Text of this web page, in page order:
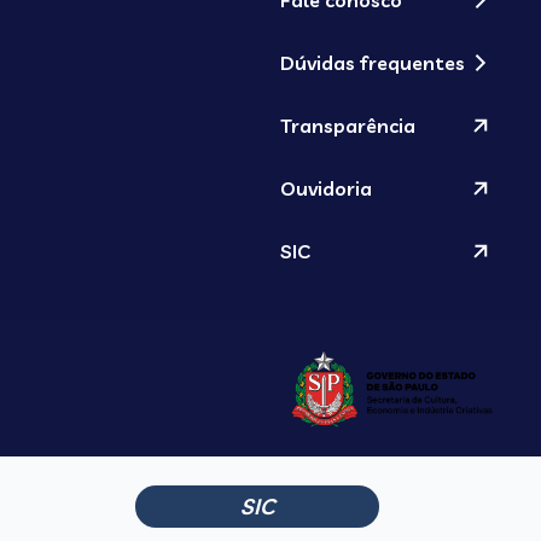
Dúvidas frequentes
Transparência
Ouvidoria
SIC
SIC